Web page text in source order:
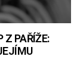
Z PAŘÍŽE: